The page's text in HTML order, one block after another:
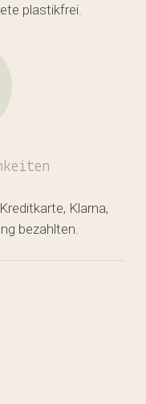
plastikfrei.
Klarna,
bezahlten.